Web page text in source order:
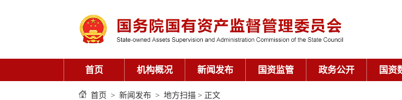
首页 机构概况 新闻发布 国资监管 政务公开 国资
首页 > 新闻发布 > 地方扫描 > 正文